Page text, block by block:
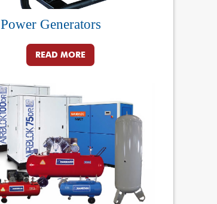
Power Generators
READ MORE